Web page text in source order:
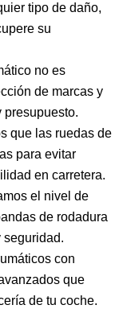
tipo de daño,
su
no es
de marcas y
presupuesto.
que las ruedas de
para evitar
en carretera.
el nivel de
de rodadura
seguridad.
con
que
de tu coche.